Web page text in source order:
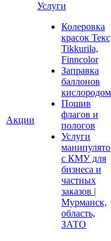
Акции
Услуги
Колеровка
красок
Tikkurila,
Finncolor
Заправка
баллонов
кислородом
Пошив
флагов и
пологов
Услуги
с КМУ для
бизнеса и
частных
заказов |
Мурманск,
область,
ЗАТО